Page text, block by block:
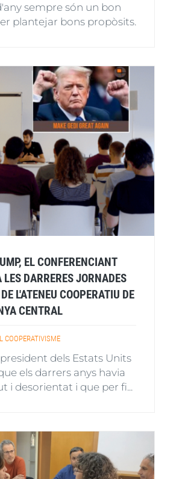
sempre són un bon
plantejar bons propòsits.
EL CONFERENCIANT
LES DARRERES JORNADES
L'ATENEU COOPERATIU DE
CENTRAL
COOPERATIVISME
dels Estats Units
els darrers anys havia
i desorientat i que per fi...